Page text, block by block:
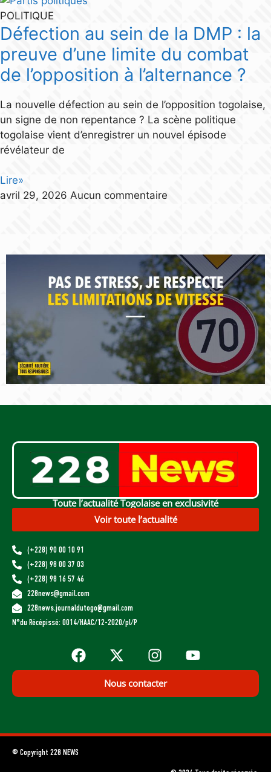
POLITIQUE
Défection au sein de la DMP : la
preuve d’une limite du combat
de l’opposition à l’alternance ?
La nouvelle défection au sein de l’opposition togolaise,
un signe de non repentance ? La scène politique
togolaise vient d’enregistrer un nouvel épisode
révélateur de
Lire»
avril 29, 2026 Aucun commentaire
Toute l’actualité Togolaise en exclusivité
Voir toute l’actualité
(+228) 90 00 10 91
(+228) 98 00 37 03
(+228) 98 16 57 46
228news@gmail.com
228news.journaldutogo@gmail.com
N°du Récépissé: 0014/HAAC/12-2020/pl/P
Nous contacter
© Copyright 228 NEWS